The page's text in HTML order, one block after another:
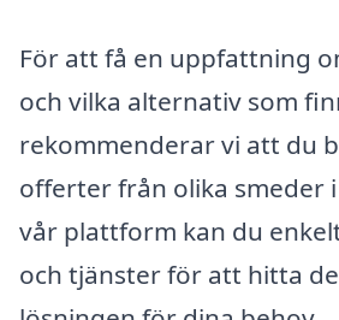
För att få en uppfattning
och vilka alternativ som
rekommenderar vi att du
offerter från olika smeder i
vår plattform kan du
och tjänster för att hitta